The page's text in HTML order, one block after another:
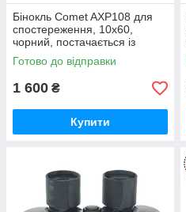
Бінокль Comet AXP108 для
спостереження, 10x60,
чорний, постачається із
чохлом GoodPlace -worry-
free-shopping-
Готово до відправки
1 600 ₴
Купити